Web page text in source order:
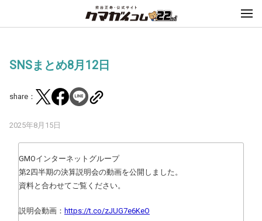
SNSまとめ8月12日
share：
2025年8月15日
GMOインターネットグループ
第2四半期の決算説明会の動画を公開しました。
資料と合わせてご覧ください。
説明会動画： https://t.co/zJUG7e6KeO